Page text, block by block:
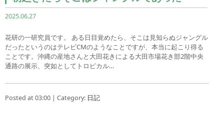
2025.06.27
花研の一研究員です。 ある日目覚めたら、そこは見知らぬジャングル
だったというのはテレビCMのようなことですが、本当に起こり得る
ことです。沖縄の産地さんと大田花きによる大田市場花き部2階中央
通路の展示、突如としてトロピカル…
Posted at 03:00 | Category: 日記